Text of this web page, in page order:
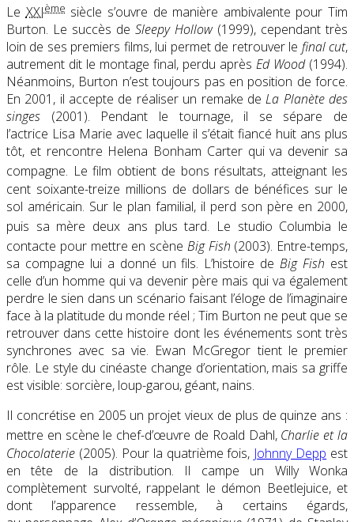
LeXXIème siècle s’ouvre de manière ambivalente pour Tim
Burton. Le succès de Sleepy Hollow(1999), cependant très
loin de ses premiers films, lui permet de retrouver le final cut,
autrement dit le montage final, perdu après Ed Wood(1994).
Néanmoins, Burton n’est toujours pas en position de force.
En 2001, il accepte de réaliser un remake deLa Planète des
singes (2001). Pendant le tournage, il se sépare de
l’actrice Lisa Marie avec laquelle il s’était fiancé huit ans plus
tôt, et rencontre Helena Bonham Carter qui va devenir sa
compagne. Le film obtient de bons résultats, atteignant les
cent soixante-treize millions de dollars de bénéfices sur le
sol américain. Sur le plan familial, il perd son père en 2000,
puis sa mère deux ans plus tard. Le studio Columbia le
contacte pour mettre en scène Big Fish (2003). Entre-temps,
sa compagne lui a donné un fils. L’histoire deBig Fish est
celle d’un homme qui va devenir père mais qui va également
perdre le sien dans un scénario faisant l’éloge de l’imaginaire
face à la platitude du monde réel ; Tim Burton ne peut que se
retrouver dans cette histoire dont les événements sont très
synchrones avec sa vie. Ewan McGregor tient le premier
rôle. Le style du cinéaste change d’orientation, mais sa griffe
est visible: sorcière, loup-garou, géant, nains.
Il concrétise en 2005 un projet vieux de plus de quinze ans :
mettre en scène le chef-d’œuvre de Roald Dahl, Charlie et la
Chocolaterie (2005). Pour la quatrième fois, Johnny Depp est
en tête de la distribution. Il campe un Willy Wonka
complètement survolté, rappelant le démon Beetlejuice, et
dont l’apparence ressemble, à certains égards,